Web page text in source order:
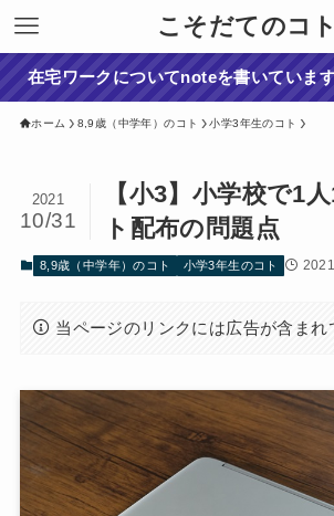
こそだてのコト
在宅ワークについてnoteを書いていま
ホーム 8,9歳（中学年）のコト 小学3年生のコト
【小3】小学校で1
ト配布の問題点
2021
10/31
8,9歳（中学年）のコト 小学3年生のコト
当ページのリンクには広告が含まれ